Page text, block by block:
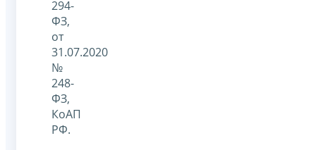
294-
ФЗ,
от
31.07.2020
№
248-
ФЗ,
КоАП
РФ.